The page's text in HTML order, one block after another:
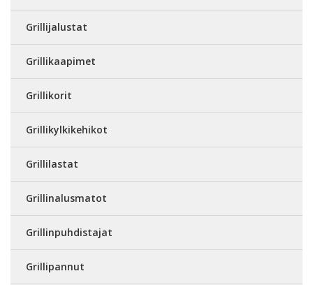
Grillijalustat
Grillikaapimet
Grillikorit
Grillikylkikehikot
Grillilastat
Grillinalusmatot
Grillinpuhdistajat
Grillipannut